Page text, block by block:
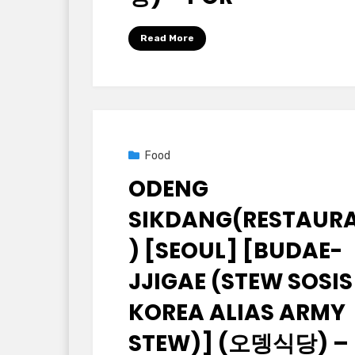
byKorean Baton (大韓民國木棒)
Read More
Posted2025년 09월 25일
Food
ODENG
) [SEOUL] [BUDAE-
JJIGAE (STEW SOSIS
KOREA ALIAS ARMY
STEW)] (오뎅식당) –